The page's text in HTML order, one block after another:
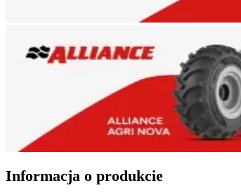
Liczba płócien:
16 PR - liczba płócien
Rodzaj wypełnienia
Pneumatyczna